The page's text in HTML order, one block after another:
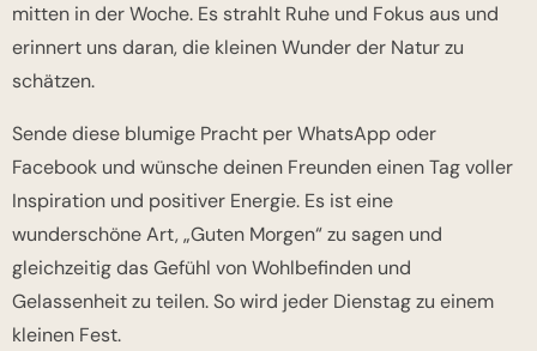
mitten in der Woche. Es strahlt Ruhe und Fokus aus und
erinnert uns daran, die kleinen Wunder der Natur zu
schätzen.
Sende diese blumige Pracht per WhatsApp oder
Facebook und wünsche deinen Freunden einen Tag voller
Inspiration und positiver Energie. Es ist eine
wunderschöne Art, „Guten Morgen“ zu sagen und
gleichzeitig das Gefühl von Wohlbefinden und
Gelassenheit zu teilen. So wird jeder Dienstag zu einem
kleinen Fest.